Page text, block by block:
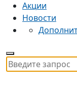
Акции
Новости